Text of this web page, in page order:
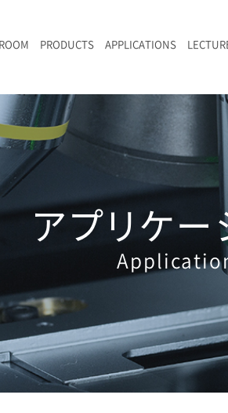
メールマガジン
PRODUCTS
RAMANwalk | ランダム走査コンフォーカル・ラ
LIBcell charge | 充放電in-situラマン測定用
SK-11 | レーザースペックルキラー
特注対応製品
APPLICATIONS
二次電池
ポリマー（高分子）・樹脂
食品
光学顕微鏡のきほん
オンラインセミナー
国内デモ・サイト
沿革・歴史
アクセス
RAMAN顕微鏡オンライン見積もり
アプリケー